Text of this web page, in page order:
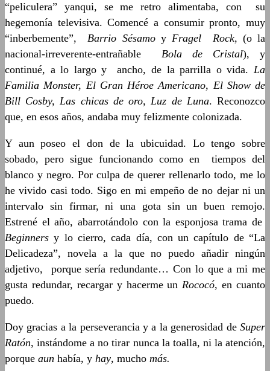
“peliculera” yanqui, se me retro alimentaba, con su
hegemonía televisiva. Comencé a consumir pronto, muy
“inberbemente”,Barrio SésamoyFragel Rock, (o la
nacional-irreverente-entrañable Bola de Cristal), y
continué, a lo largo y ancho, de la parrilla o vida. La
Familia Monster, El Gran Héroe Americano, El Show de
Bill Cosby, Las chicas de oro, Luz de Luna. Reconozco
que, en esos años, andaba muy felizmente colonizada.
Y aun poseo el don de la ubicuidad. Lo tengo sobre
sobado, pero sigue funcionando como en tiempos del
blanco y negro. Por culpa de querer rellenarlo todo, me lo
he vivido casi todo. Sigo en mi empeño de no dejar ni un
intervalo sin firmar, ni una gota sin un buen remojo.
Estrené el año, abarrotándolo con la esponjosa trama de
Beginners y lo cierro, cada día, con un capítulo de “La
Delicadeza”, novela a la que no puedo añadir ningún
adjetivo, porque sería redundante… Con lo que a mi me
gusta redundar, recargar y hacerme unRococó, en cuanto
puedo.
Doy gracias a la perseverancia y a la generosidad de Super
Ratón, instándome a no tirar nunca la toalla, ni la atención,
porque aun había, y hay, mucho más.